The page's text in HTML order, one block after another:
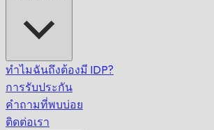
ทำไมฉันถึงต้องมี IDP?
การรับประกัน
คำถามที่พบบ่อย
ติดต่อเรา